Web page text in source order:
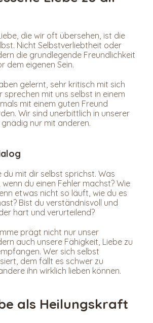
die wir oft übersehen, ist die
Nicht Selbstverliebtheit oder
die grundlegende Freundlichkeit
dem eigenen Sein.
gelernt, sehr kritisch mit sich
sprechen mit uns selbst in einem
mit einem guten Freund
Wir sind unerbittlich in unserer
nur mit anderen.
du mit dir selbst sprichst. Was
du einen Fehler machst? Wie
etwas nicht so läuft, wie du es
Bist du verständnisvoll und
hart und verurteilend?
prägt nicht nur unser
auch unsere Fähigkeit, Liebe zu
Wer sich selbst
dem fällt es schwer zu
ihn wirklich lieben können.
als Heilungskraft